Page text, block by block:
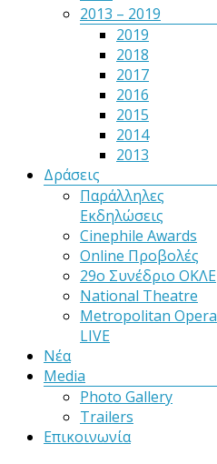
2013 – 2019
2019
2018
2017
2016
2015
2014
2013
Δράσεις
Παράλληλες
Εκδηλώσεις
Cinephile Awards
Online Προβολές
29ο Συνέδριο ΟΚΛΕ
National Theatre
Metropolitan Opera
LIVE
Νέα
Media
Photo Gallery
Trailers
Επικοινωνία